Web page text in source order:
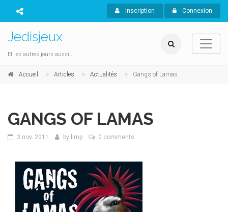
Inscription Connexion
Jedisjeux
Et les autres jours aussi...
Accueil Articles Actualités Gangs of Lamas
GANGS OF LAMAS
3 nov. 2011 by limp 0 comments